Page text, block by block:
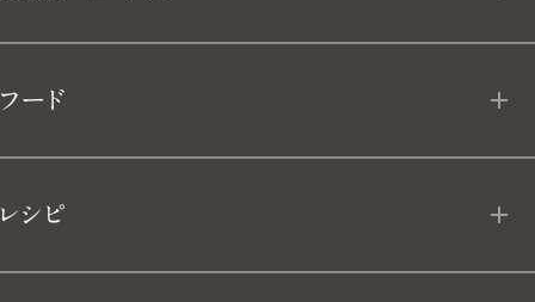
と、
生
き
よ
ライスポット
フード
レシピ